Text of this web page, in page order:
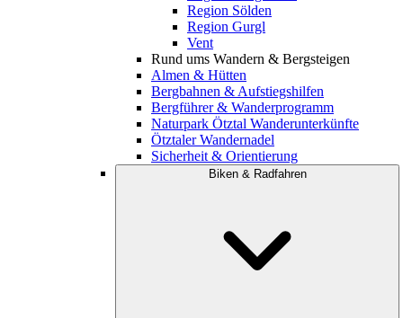
Region Sölden
Region Gurgl
Vent
Rund ums Wandern & Bergsteigen
Almen & Hütten
Bergbahnen & Aufstiegshilfen
Bergführer & Wanderprogramm
Naturpark Ötztal Wanderunterkünfte
Ötztaler Wandernadel
Sicherheit & Orientierung
Biken & Radfahren